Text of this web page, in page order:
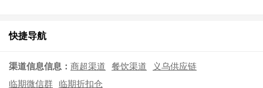
快捷导航
渠道信息信息： 商超渠道 餐饮渠道
义乌供应链
临期微信群 临期折扣仓